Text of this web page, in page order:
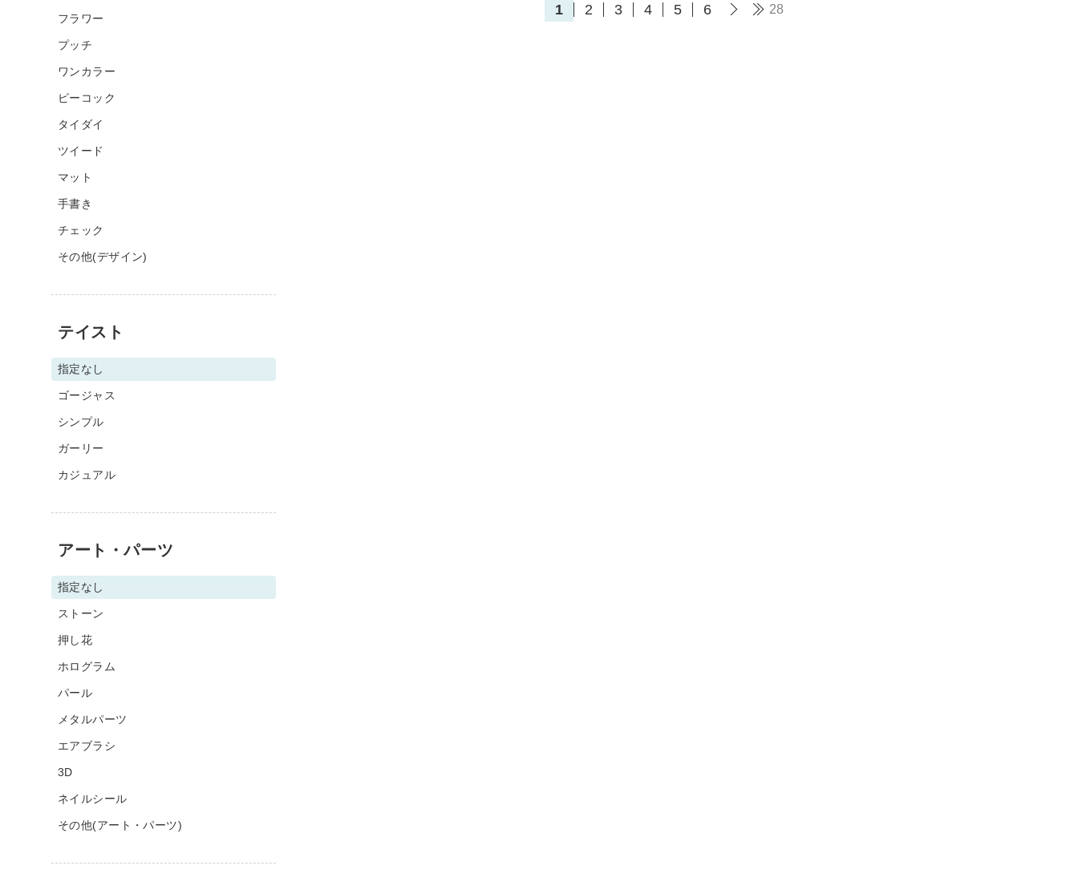
1 2 3 4 5 6 28
フラワー
プッチ
ワンカラー
ピーコック
タイダイ
ツイード
マット
手書き
チェック
その他(デザイン)
テイスト
指定なし
ゴージャス
シンプル
ガーリー
カジュアル
アート・パーツ
指定なし
ストーン
押し花
ホログラム
パール
メタルパーツ
エアブラシ
3D
ネイルシール
その他(アート・パーツ)